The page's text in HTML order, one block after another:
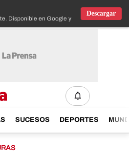
Disponible en Google y IOS
Descargar
SUCESOS DEPORTES